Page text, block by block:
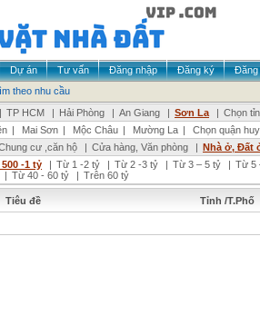
Dự án Tư vấn Đăng nhập Đăng ký
Đăng
theo nhu cầu
| TP HCM | Hải Phòng | An Giang | Sơn La | Chọn
| Mai Sơn | Mộc Châu | Mường La |
Chọn quận
cư ,căn hộ | Cửa hàng, Văn phòng | Nhà ở, Đất
-1 tỷ | Từ 1 -2 tỷ | Từ 2 -3 tỷ | Từ 3 – 5 tỷ | Từ 5
| Từ 40 - 60 tỷ | Trên 60 tỷ
Tiêu đề Tỉnh /T.Phố